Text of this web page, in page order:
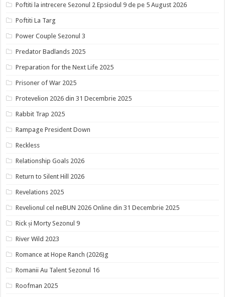
Poftiti la intrecere Sezonul 2 Epsiodul 9 de pe 5 August 2026
Poftiti La Targ
Power Couple Sezonul 3
Predator Badlands 2025
Preparation for the Next Life 2025
Prisoner of War 2025
Protevelion 2026 din 31 Decembrie 2025
Rabbit Trap 2025
Rampage President Down
Reckless
Relationship Goals 2026
Return to Silent Hill 2026
Revelations 2025
Revelionul cel neBUN 2026 Online din 31 Decembrie 2025
Rick și Morty Sezonul 9
River Wild 2023
Romance at Hope Ranch (2026)g
Romanii Au Talent Sezonul 16
Roofman 2025